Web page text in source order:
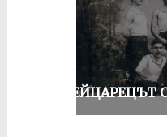
ШВЕЙЦАРЕЦЪТ